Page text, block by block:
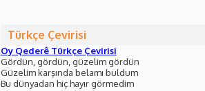
Türkçe Çevirisi
Oy Qederê Türkçe Çevirisi
Gördün, gördün, güzelim gördün
Güzelim karşında belamı buldum
Bu dünyadan hiç hayır görmedim